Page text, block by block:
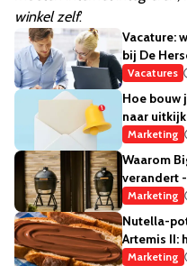
winkel zelf.’
Vacature:
bij De
Vacatures
Hoe bouw
naar
Marketing
Waarom
verandert
Marketing
Nutella-
Artemis II:
Marketing